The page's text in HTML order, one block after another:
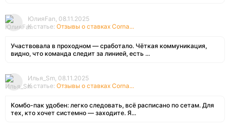
ЮлияFan, 08.11.2025
К статье: Отзывы о ставках Corna...
Участвовала в проходном — сработало. Чёткая коммуникация,
видно, что команда следит за линией, есть ...
Илья_Sm, 08.11.2025
К статье: Отзывы о ставках Corna...
Комбо-пак удобен: легко следовать, всё расписано по сетам. Для
тех, кто хочет системно — заходите. Я...